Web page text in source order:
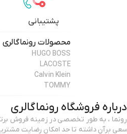
پشتیبانی
محصولات رونماگالری
HUGO BOSS
LACOSTE
Calvin Klein
TOMMY
درباره فروشگاه رونماگالری
رونما ، به طور تخصصی در زمینه فروش
سعی برآن داشته تا حد امکان